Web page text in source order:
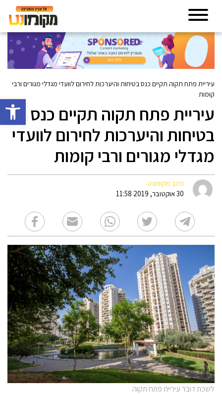
פתח
עיריית פתח תקוה תקיים כנס בטיחות והיערכות לחירום לוועדי מגדלי מגורים ורבי
קומות
עיריית פתח תקוה תקיים כנס
בטיחות והיערכות לחירום לוועדי
מגדלי מגורים ורבי קומות
כתב מקומונט
30 אוקטובר, 2019 11:58
לשכת דובר עיריית פתח תקוה